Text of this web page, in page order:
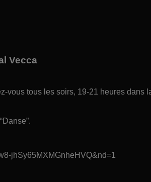
Vecca
vous tous les soirs, 19-21 heures dans
jhSy65MXMGnheHVQ&nd=1